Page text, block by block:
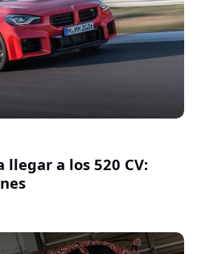
llegar a los 520 CV: